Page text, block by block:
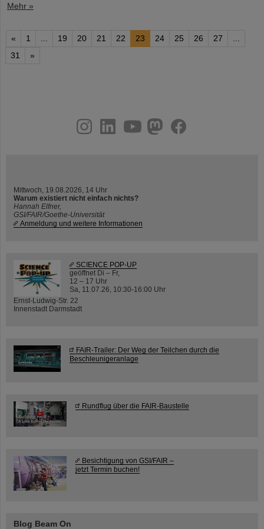
Mehr »
« 1 19 20 21 22 23 24 25 26 27
31
»
youtube
helmholtz.social
facebook
Mittwoch, 19.08.2026, 14 Uhr
Warum existiert nicht einfach nichts?
Hannah Elfner,
GSI/FAIR/Goethe-Universität
Anmeldung und weitere Informationen
SCIENCE POP-UP
geöffnet Di – Fr,
12 – 17 Uhr
Sa, 11.07.26, 10:30-16:00 Uhr
Ernst-Ludwig-Str. 22
Innenstadt Darmstadt
FAIR-Trailer: Der Weg der Teilchen durch die
Beschleunigeranlage
Rundflug über die FAIR-Baustelle
Besichtigung von GSI/FAIR –
jetzt Termin buchen!
Blog Beam On